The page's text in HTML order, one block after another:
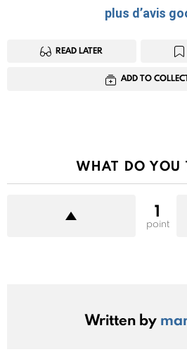
plus d’avis
READ LATER
ADD TO
WHAT DO YOU
1
point
Written by